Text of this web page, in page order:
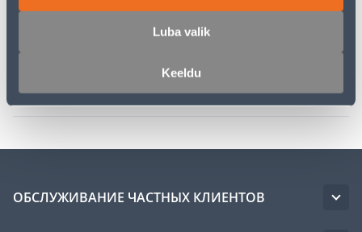
Luba valik
Keeldu
Описание
Транспорт
ОБСЛУЖИВАНИЕ ЧАСТНЫХ КЛИЕНТОВ